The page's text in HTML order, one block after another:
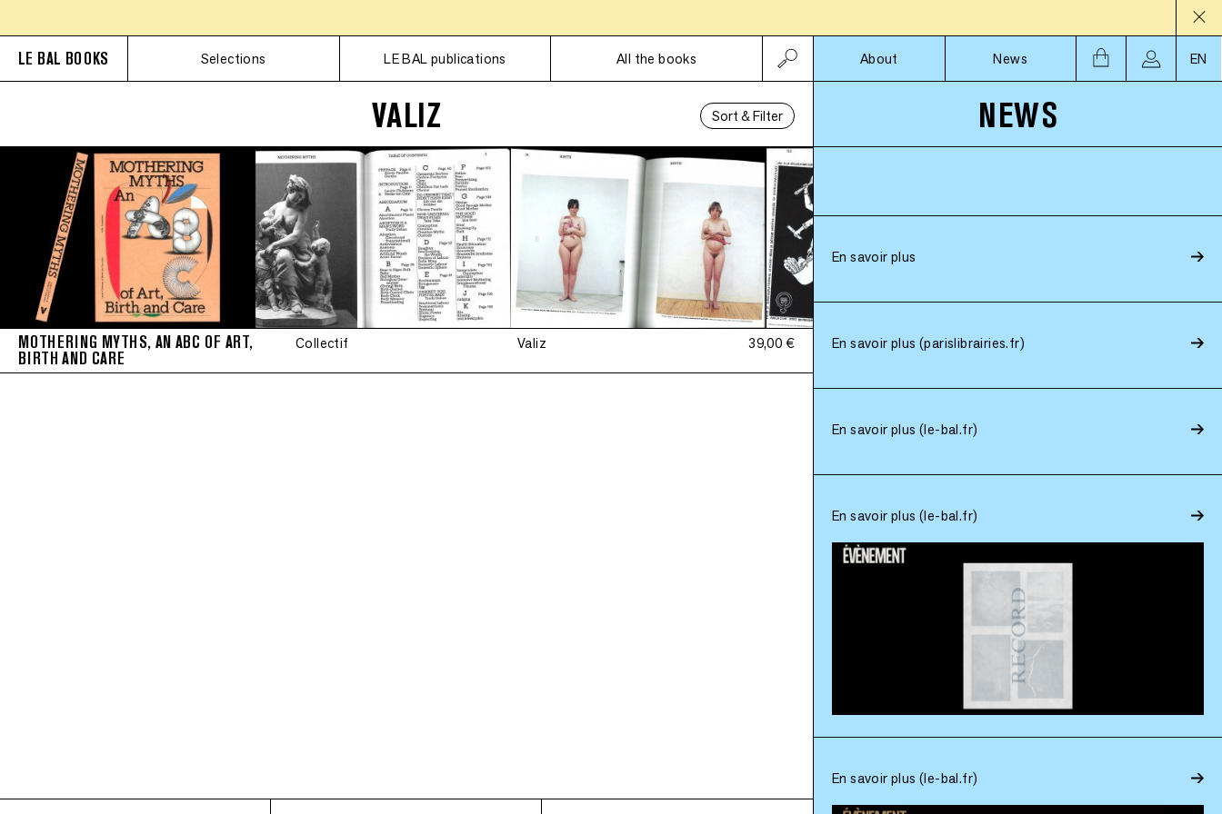
LE BAL BOOKS Selections LE BAL publications All the books
Subscriptions
About
News EN
VALIZ Sort & Filter
MOTHERING MYTHS, AN ABC OF ART,
BIRTH AND CARE
Collectif Valiz 39,00 €
NEWS
En savoir plus
En savoir plus (parislibrairies.fr)
En savoir plus (le-bal.fr)
En savoir plus (le-bal.fr)
En savoir plus (le-bal.fr)